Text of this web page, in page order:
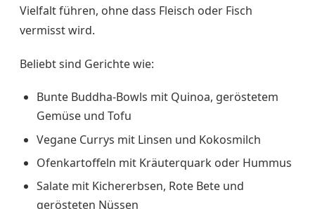
Vielfalt führen, ohne dass Fleisch oder Fisch
vermisst wird.
Beliebt sind Gerichte wie:
Bunte Buddha-Bowls mit Quinoa, geröstetem
Gemüse und Tofu
Vegane Currys mit Linsen und Kokosmilch
Ofenkartoffeln mit Kräuterquark oder Hummus
Salate mit Kichererbsen, Rote Bete und
gerösteten Nüssen